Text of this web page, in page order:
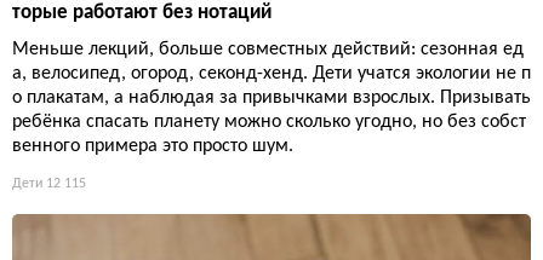
торые работают без нотаций
Меньше лекций, больше совместных действий: сезонная ед
а, велосипед, огород, секонд-хенд. Дети учатся экологии не п
о плакатам, а наблюдая за привычками взрослых. Призывать
ребёнка спасать планету можно сколько угодно, но без собст
венного примера это просто шум.
Дети 12 115